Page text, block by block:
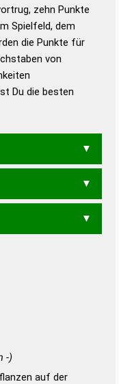
in 12 Bänden
und gutes
Grammatik
zehn Punkte
Spielfeld, dem
die Punkte für
von
Du die besten
-)
auf der